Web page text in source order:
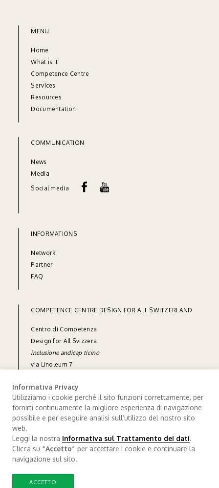
MENU
Home
What is it
Competence Centre
Services
Resources
Documentation
COMMUNICATION
News
Media
Social media
INFORMATIONS
Network
Partner
FAQ
COMPETENCE CENTRE DESIGN FOR ALL SWITZERLAND
Centro di Competenza
Design for All Svizzera
inclusione andicap ticino
via Linoleum 7
phone +41 91 850 90 90
e-mailinfo@designforall.ch
Data processing.Credits
Informativa Privacy
Utilizziamo i cookie perché il sito funzioni correttamente, per
fornirti continuamente la migliore esperienza di navigazione
possibile e per eseguire analisi sull’utilizzo del nostro sito
web.
Leggi la nostra Informativa sul Trattamento dei dati.
Clicca su “Accetto” per accettare i cookie e continuare la
navigazione sul sito.
ACCETTO